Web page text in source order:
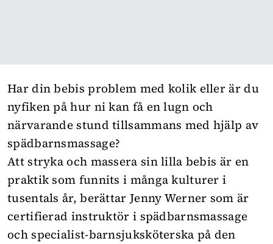
Har din bebis problem med kolik eller är du
nyfiken på hur ni kan få en lugn och
närvarande stund tillsammans med hjälp av
spädbarnsmassage?
Att stryka och massera sin lilla bebis är en
praktik som funnits i många kulturer i
tusentals år, berättar Jenny Werner som är
certifierad instruktör i spädbarnsmassage
och specialist-barnsjuksköterska på den